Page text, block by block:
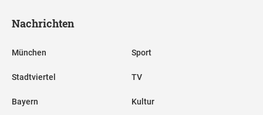
Nachrichten
München
Stadtviertel
Bayern
Sport
TV
Kultur